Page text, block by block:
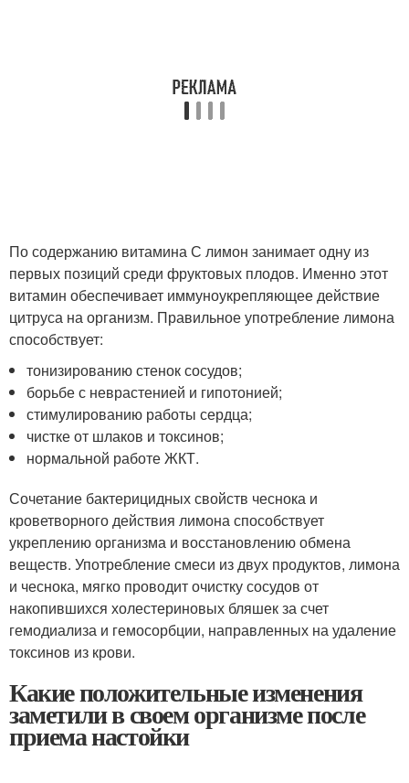
По содержанию витамина С лимон занимает одну из
первых позиций среди фруктовых плодов. Именно этот
витамин обеспечивает иммуноукрепляющее действие
цитруса на организм. Правильное употребление лимона
способствует:
тонизированию стенок сосудов;
борьбе с неврастенией и гипотонией;
стимулированию работы сердца;
чистке от шлаков и токсинов;
нормальной работе ЖКТ.
Сочетание бактерицидных свойств чеснока и
кроветворного действия лимона способствует
укреплению организма и восстановлению обмена
веществ. Употребление смеси из двух продуктов, лимона
и чеснока, мягко проводит очистку сосудов от
накопившихся холестериновых бляшек за счет
гемодиализа и гемосорбции, направленных на удаление
токсинов из крови.
Какие положительные изменения
заметили в своем организме после
приема настойки